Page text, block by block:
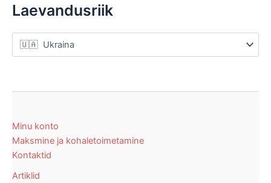
Laevandusriik
Minu konto
Maksmine ja kohaletoimetamine
Kontaktid
Artiklid